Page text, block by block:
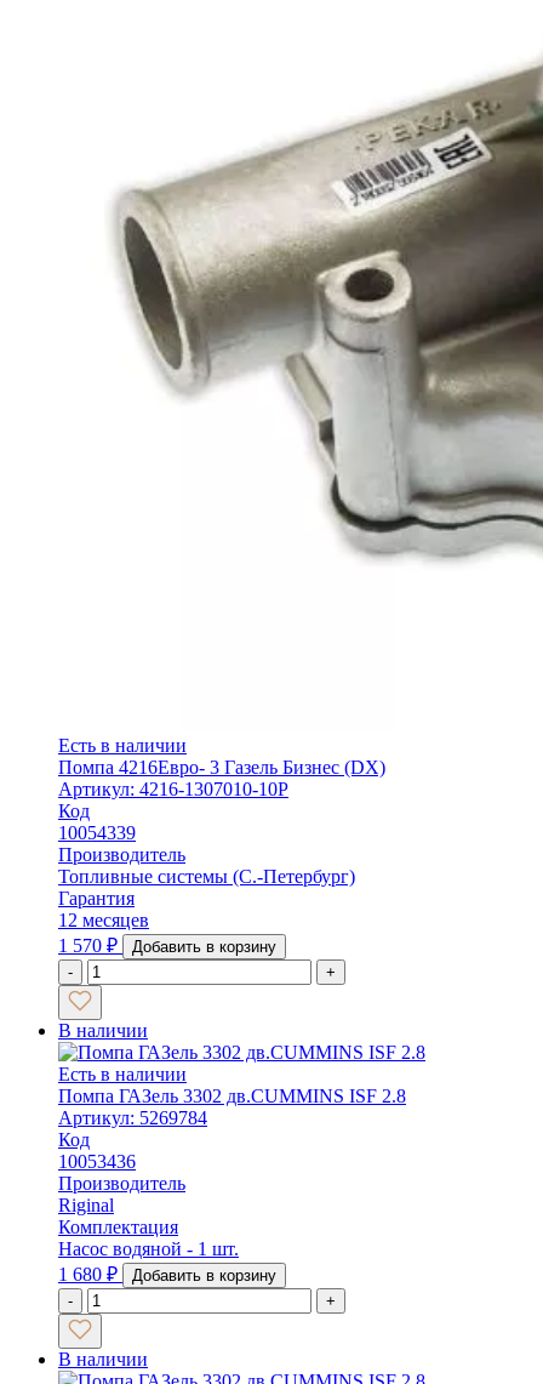
Есть в наличии
Помпа 4216Евро- 3 Газель Бизнес (DX)
Артикул: 4216-1307010-10Р
Код
10054339
Производитель
Топливные системы (С.-Петербург)
Гарантия
12 месяцев
1 570 ₽
Добавить в корзину
-
+
В наличии
Есть в наличии
Помпа ГАЗель 3302 дв.CUMMINS ISF 2.8
Артикул: 5269784
Код
10053436
Производитель
Riginal
Комплектация
Насос водяной - 1 шт.
1 680 ₽
Добавить в корзину
-
+
В наличии